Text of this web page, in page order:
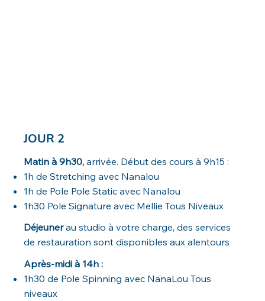
JOUR 2
Matin à 9h30,arrivée. Début des cours à 9h15 :
1h de Stretching avec Nanalou
1h de Pole Pole Static avec Nanalou
1h30 Pole Signature avec Mellie Tous Niveaux
Déjeunerau studio à votre charge, des services
de restauration sont disponibles aux alentours
Après-midi à 14h :
1h30 de Pole Spinning avec NanaLou Tous
niveaux